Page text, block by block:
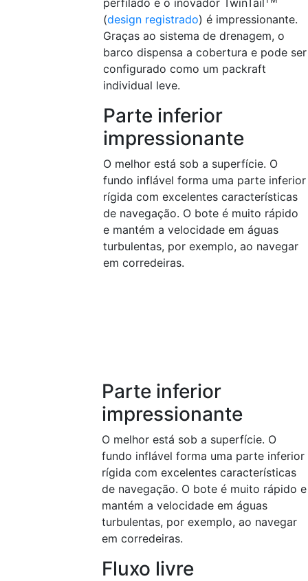
(design registrado) é impressionante.
Graças ao sistema de drenagem, o
barco dispensa a cobertura e pode ser
configurado como um packraft
individual leve.
Parte inferior
impressionante
O melhor está sob a superfície. O
fundo inflável forma uma parte inferior
rígida com excelentes características
de navegação. O bote é muito rápido
e mantém a velocidade em águas
turbulentas, por exemplo, ao navegar
em corredeiras.
Parte inferior
impressionante
O melhor está sob a superfície. O
fundo inflável forma uma parte inferior
rígida com excelentes características
de navegação. O bote é muito rápido e
mantém a velocidade em águas
turbulentas, por exemplo, ao navegar
em corredeiras.
Fluxo livre